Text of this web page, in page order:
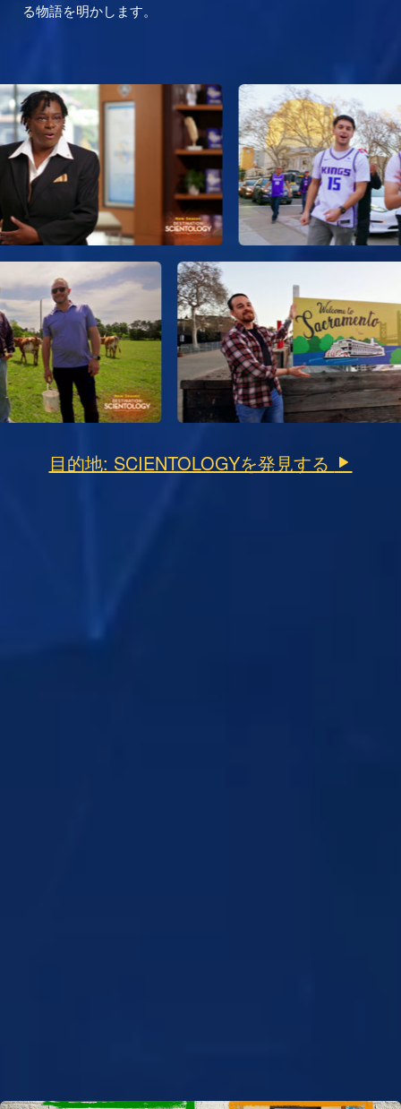
る物語を明かします。
目的地: SCIENTOLOGYを発見する